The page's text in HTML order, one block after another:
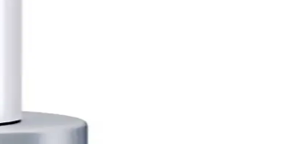
bu durum hızla iyileşir.